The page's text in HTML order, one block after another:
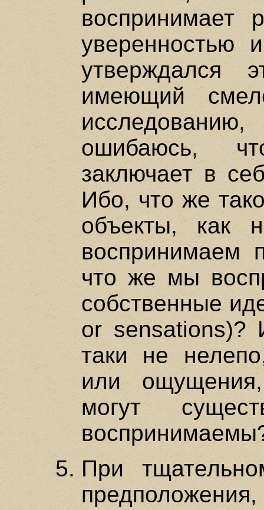
уверенностью
утверждался
имеющий
ошибаюсь,
заключает в
Ибо, что же
объекты, как
воспринимаем
что же мы
собственные
or sensations)?
таки не
или
могут
При